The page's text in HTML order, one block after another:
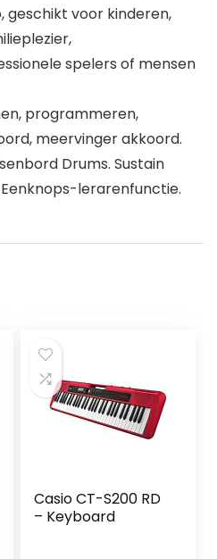
geschikt voor kinderen,
spelers of mensen
programmeren,
meervinger akkoord.
Drums. Sustain
lerarenfunctie.
Casio CT-S200 RD
– Keyboard